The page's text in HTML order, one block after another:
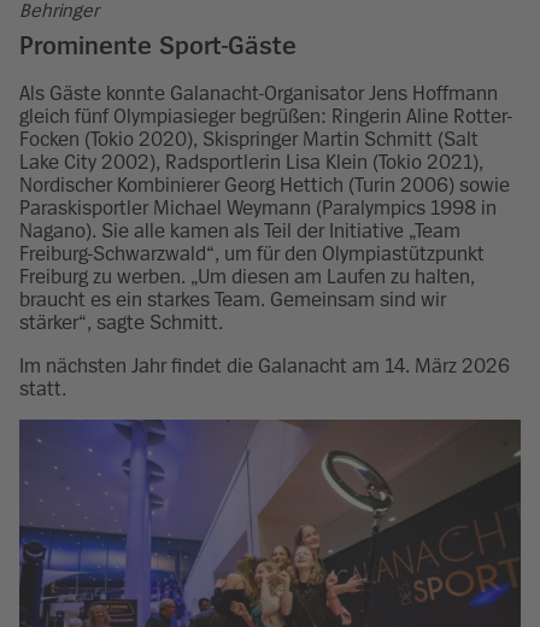
Behringer
Prominente Sport-Gäste
Als Gäste konnte Galanacht-Organisator Jens Hoffmann
gleich fünf Olympiasieger begrüßen: Ringerin Aline Rotter-
Focken (Tokio 2020), Skispringer Martin Schmitt (Salt
Lake City 2002), Radsportlerin Lisa Klein (Tokio 2021),
Nordischer Kombinierer Georg Hettich (Turin 2006) sowie
Paraskisportler Michael Weymann (Paralympics 1998 in
Nagano). Sie alle kamen als Teil der Initiative „Team
Freiburg-Schwarzwald“, um für den Olympiastützpunkt
Freiburg zu werben. „Um diesen am Laufen zu halten,
braucht es ein starkes Team. Gemeinsam sind wir
stärker“, sagte Schmitt.
Im nächsten Jahr findet die Galanacht am 14. März 2026
statt.